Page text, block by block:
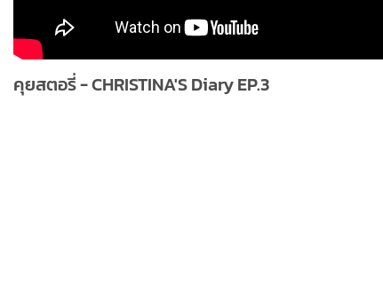
คุยสตอรี่ - CHRISTINA'S Diary EP.3